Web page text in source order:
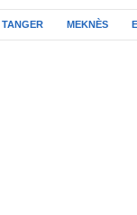
TANGER MEKNÈS